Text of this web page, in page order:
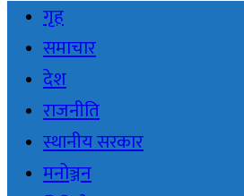
गृह
समाचार
देश
राजनीति
स्थानीय सरकार
मनोञ्जन